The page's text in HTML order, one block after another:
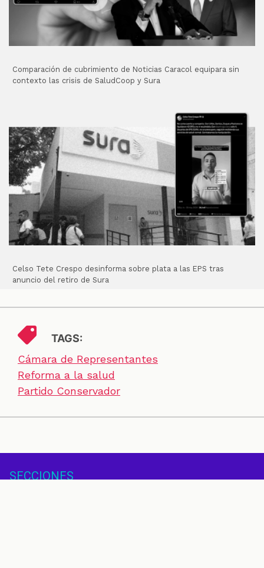
Comparación de cubrimiento de Noticias Caracol equipara sin
contexto las crisis de SaludCoop y Sura
Celso Tete Crespo desinforma sobre plata a las EPS tras
anuncio del retiro de Sura
TAGS:
Cámara de Representantes
Reforma a la salud
Partido Conservador
SECCIONES